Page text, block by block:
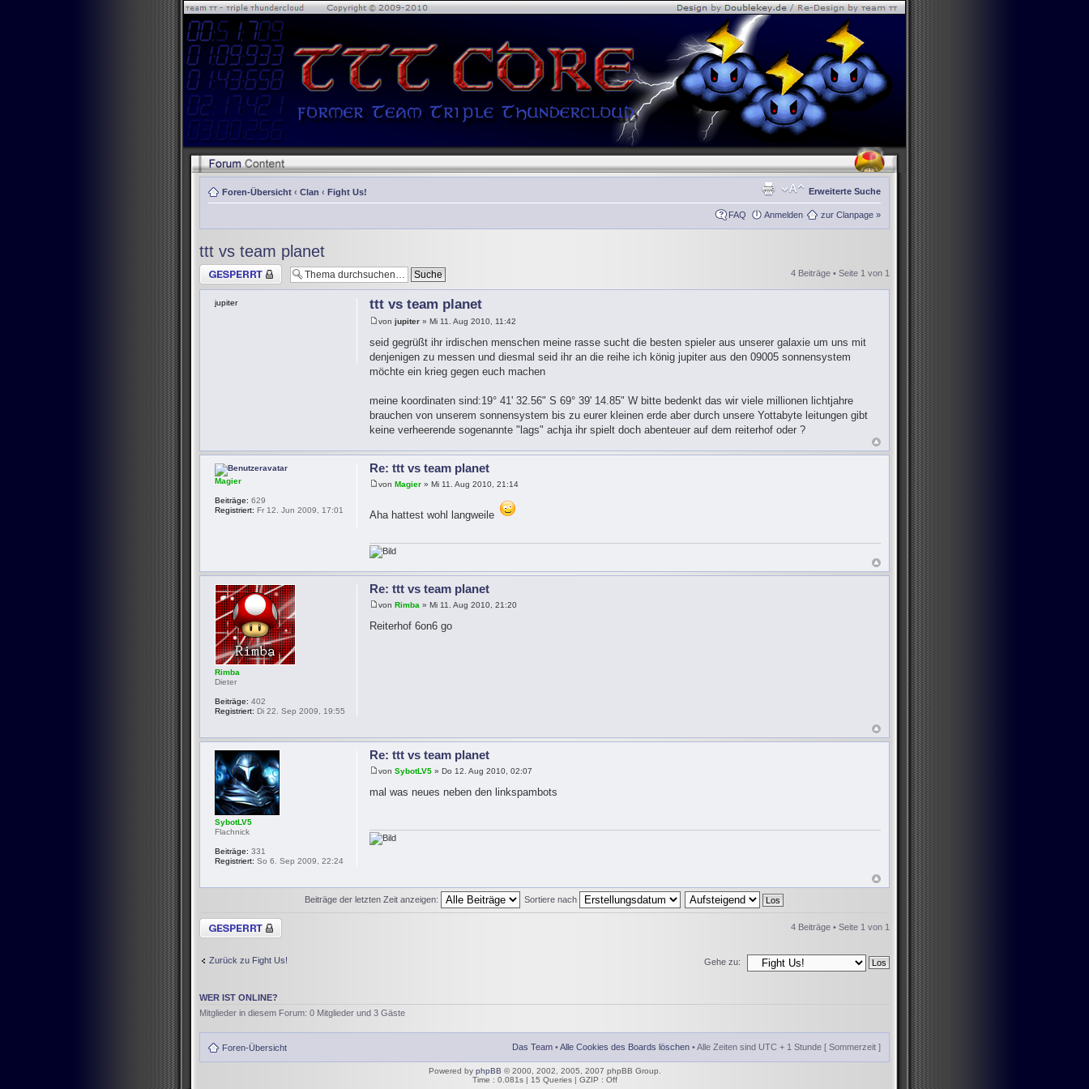
Foren-Übersicht ‹ Clan ‹ Fight Us! Erweiterte Suche
FAQ Anmelden zur Clanpage »
ttt vs team planet
Thema gesperrt 4 Beiträge • Seite 1 von 1
ttt vs team planet
vonjupiter » Mi 11. Aug 2010, 11:42
seid gegrüßt ihr irdischen menschen meine rasse sucht die besten spieler aus unserer galaxie um uns mit
denjenigen zu messen und diesmal seid ihr an die reihe ich könig jupiter aus den 09005 sonnensystem
möchte ein krieg gegen euch machen
meine koordinaten sind:19° 41' 32.56" S 69° 39' 14.85" W bitte bedenkt das wir viele millionen lichtjahre
brauchen von unserem sonnensystem bis zu eurer kleinen erde aber durch unsere Yottabyte leitungen gibt
keine verheerende sogenannte "lags" achja ihr spielt doch abenteuer auf dem reiterhof oder ?
jupiter
Re: ttt vs team planet
vonMagier » Mi 11. Aug 2010, 21:14
Aha hattest wohl langweile
Magier
Beiträge: 629
Registriert: Fr 12. Jun 2009, 17:01
Re: ttt vs team planet
vonRimba » Mi 11. Aug 2010, 21:20
Reiterhof 6on6 go
Rimba
Dieter
Beiträge: 402
Registriert: Di 22. Sep 2009, 19:55
Re: ttt vs team planet
vonSybotLV5 » Do 12. Aug 2010, 02:07
mal was neues neben den linkspambots
SybotLV5
Flachnick
Beiträge: 331
Registriert: So 6. Sep 2009, 22:24
Beiträge der letzten Zeit anzeigen: Sortiere nach
Thema gesperrt 4 Beiträge • Seite 1 von 1
Zurück zu Fight Us! Gehe zu:
WER IST ONLINE?
Mitglieder in diesem Forum: 0 Mitglieder und 3 Gäste
Foren-Übersicht Das Team •Alle Cookies des Boards löschen • Alle Zeiten sind UTC + 1 Stunde [ Sommerzeit ]
Powered by phpBB © 2000, 2002, 2005, 2007 phpBB Group.
Time : 0.081s | 15 Queries | GZIP : Off